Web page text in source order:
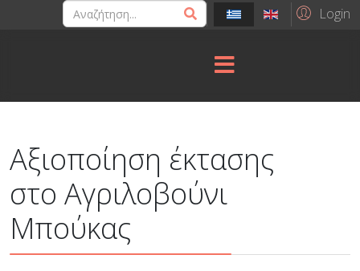
Login
Αξιοποίηση έκτασης
στο Αγριλοβούνι
Μπούκας